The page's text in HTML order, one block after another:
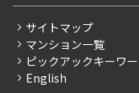
賃料改定
フリーレント
ペット可
サイトマップ
マンション一覧
ピックアックキーワ
English